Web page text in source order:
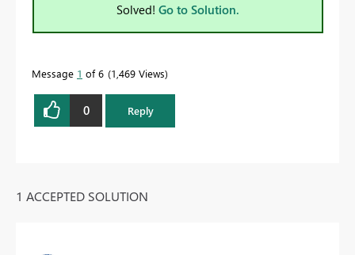
Solved! Go to Solution.
Message 1 of 6 1,469 Views
0 Reply
1 ACCEPTED SOLUTION